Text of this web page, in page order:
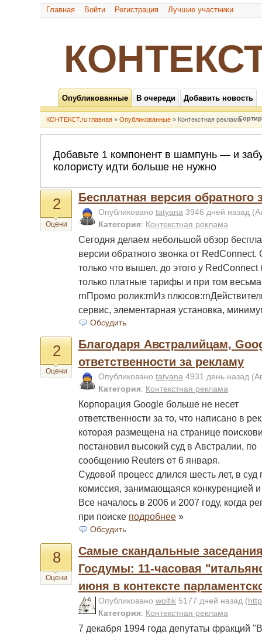
Главная Войти Регистрация Лучшие участники
Опубликованные В очереди Добавить новость
КОНТЕКСТ.ru главная » Опубликованные » Контекстная реклама
2
Оцени
Бесплатная версия обратного
Опубликовано tatyana 3946 дней назад
Категория: Контекстная реклама
Сегодня делаем небольшой обзор
версии обратного звонка от RedConnect.
только что вышел, до этого у
только платные тарифы и при том
rnПромо ролик:rnИз
сервис, элементарная установка,
Обсудить
2
Оцени
Благодаря Австралийцам,
ответственности за рекламу
Опубликовано tatyana 4931 день назад
Категория: Контекстная реклама
Корпорация Google больше не несет
ответственности за то, что написано в
которая размещена на странице
постановил высокий суд в Австралии, по
сообщению Reuters от 6 января.
Судовой процесс длился шесть лет, в
комиссия, занимающаяся конкуренцией
Все началось в 2006 и 2007 году, когда
при поиске подробнее »
Обсудить
8
Оцени
Самые скандальные
Госдумы: 11-часовая
июня в контексте
Опубликовано wolfik 5177 дней назад (
Категория: Контекстная реклама
7 декабря 1994 года депутаты фракций